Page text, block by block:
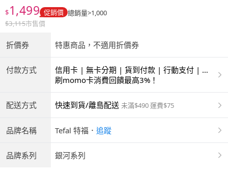
$1,499 促銷價 總銷量>1,000
$3,115市售價
折價券 特惠商品，不適用折價券
付款方式
信用卡 | 無卡分期 | 貨到付款 | 行動支付 | 超
商付款 | ATM | 銀聯卡
刷momo卡消費回饋最高3%！
配送方式 快速到貨/離島配送 未滿$490 運費$75
品牌名稱 Tefal 特福 ． 追蹤
品牌系列 銀河系列